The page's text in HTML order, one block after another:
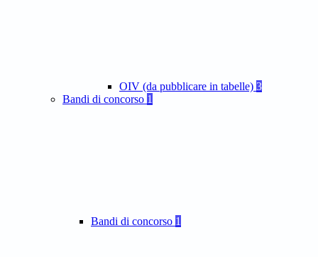
OIV (da pubblicare in tabelle) 3
Bandi di concorso 1
Bandi di concorso 1